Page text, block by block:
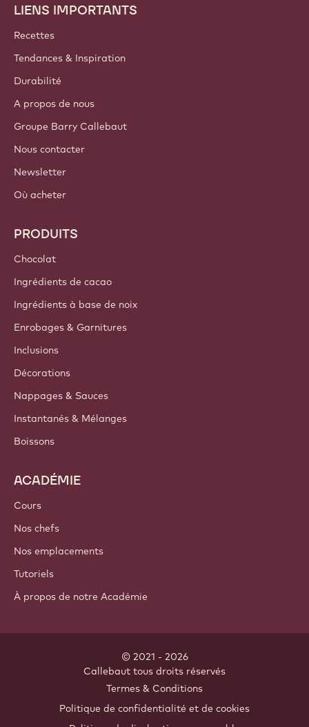
Footer
Callebaut
LIENS IMPORTANTS
Recettes
Tendances & Inspiration
Durabilité
A propos de nous
Groupe Barry Callebaut
Nous contacter
Newsletter
Où acheter
PRODUITS
Chocolat
Ingrédients de cacao
Ingrédients à base de noix
Enrobages & Garnitures
Inclusions
Décorations
Nappages & Sauces
Instantanés & Mélanges
Boissons
ACADÉMIE
Cours
Nos chefs
Nos emplacements
Tutoriels
À propos de notre Académie
© 2021 - 2026
Callebaut tous droits réservés
Termes & Conditions
Politique de confidentialité et de cookies